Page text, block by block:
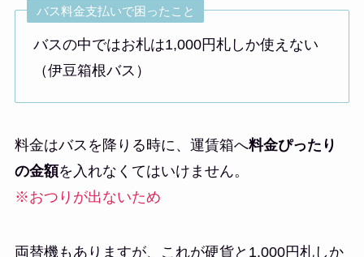
バス料金支払いで困ったこと
バスの中ではお札は1,000円札しか使えない
（伊豆箱根バス）
料金はバスを降りる時に、運賃箱へ料金ぴったり
の金額を入れなくてはいけません。
※おつりが出ないため
両替機もありますが、これが硬貨と1,000円札しか